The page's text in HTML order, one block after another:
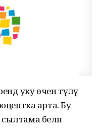
уку өчен түләү
арта. Бу
белән